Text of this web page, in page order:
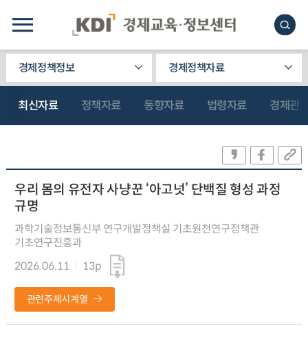
경제정책정보 경제정책자료
최신자료 정책자료 동향자료 법령자료 경제관
우리 몸의 유전자 사냥꾼 ‘아고넛’ 단백질 형성 과정
규명
과학기술정보통신부 연구개발정책실 기초원천연구정책관
기초연구진흥과
2026.06.11
13p
관련주제시계열